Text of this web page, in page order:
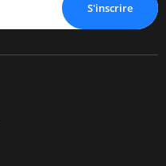
S'inscrire